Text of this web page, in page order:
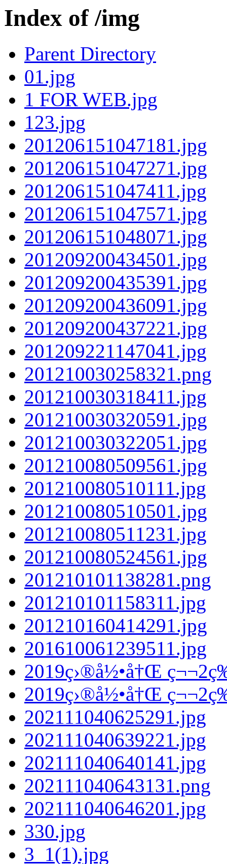
Index of /img
Parent Directory
01.jpg
1 FOR WEB.jpg
123.jpg
201206151047181.jpg
201206151047271.jpg
201206151047411.jpg
201206151047571.jpg
201206151048071.jpg
201209200434501.jpg
201209200435391.jpg
201209200436091.jpg
201209200437221.jpg
201209221147041.jpg
201210030258321.png
201210030318411.jpg
201210030320591.jpg
201210030322051.jpg
201210080509561.jpg
201210080510111.jpg
201210080510501.jpg
201210080511231.jpg
201210080524561.jpg
201210101138281.png
201210101158311.jpg
201210160414291.jpg
201610061239511.jpg
2019ç›®å½•å†Œ
2019ç›®å½•å†Œ
202111040625291.jpg
202111040639221.jpg
202111040640141.jpg
202111040643131.png
202111040646201.jpg
330.jpg
3_1(1).jpg